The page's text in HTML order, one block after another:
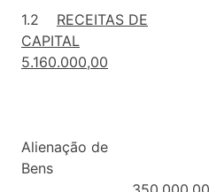
1.2 RECEITAS DE
CAPITAL
5.160.000,00
Alienação de